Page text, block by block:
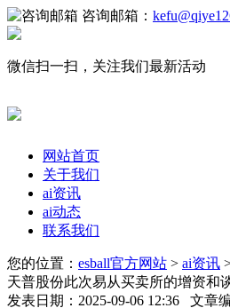
咨询邮箱：
微信扫一扫，关注我们最新活动
网站首页
关于我们
ai资讯
ai动态
联系我们
您的位置： esball官方网站 > ai资讯
天普股份此次易从买卖所的增资和
发表日期：2025-09-06 12:36 文